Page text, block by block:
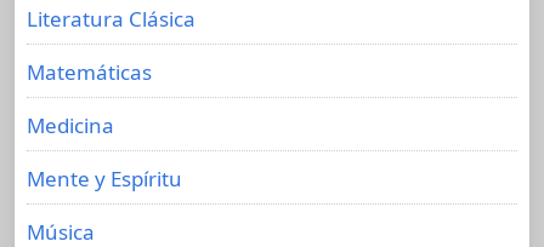
Literatura Clásica
Matemáticas
Medicina
Mente y Espíritu
Música